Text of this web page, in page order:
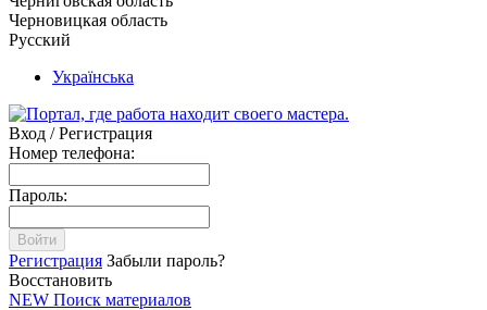
Черновицкая область
Русский
Українська
Вход / Регистрация
Номер телефона:
Пароль:
Войти
Регистрация Забыли пароль?
Восстановить
NEW Поиск материалов